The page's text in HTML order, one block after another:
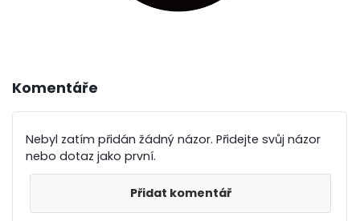
Komentáře
Nebyl zatím přidán žádný názor. Přidejte svůj názor
nebo dotaz jako první.
Přidat komentář